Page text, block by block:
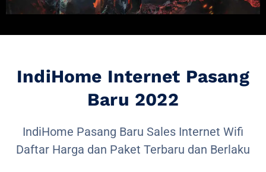
IndiHome Internet Pasang
Baru 2022
IndiHome Pasang Baru Sales Internet Wifi
Daftar Harga dan Paket Terbaru dan Berlaku